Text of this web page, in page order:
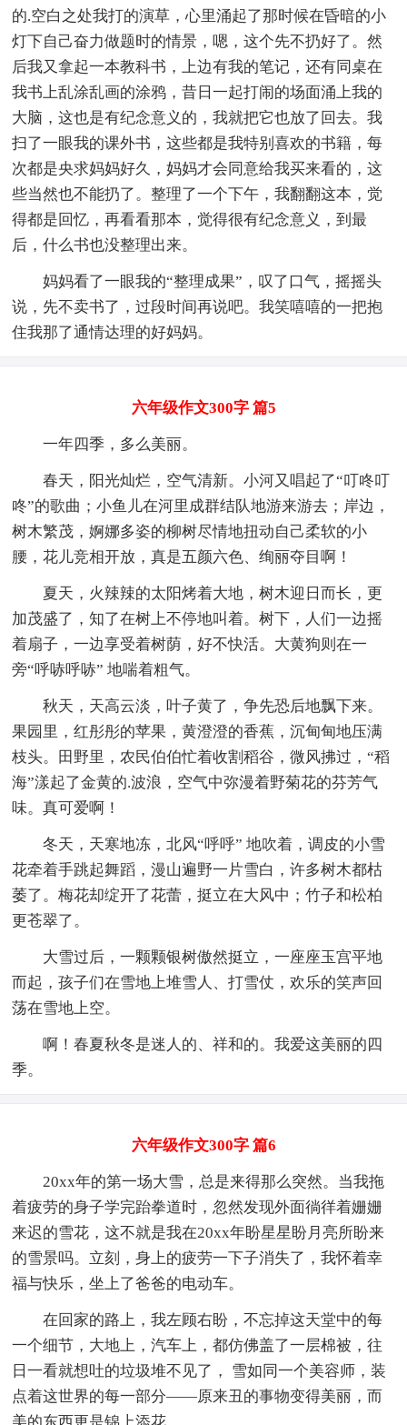
的.空白之处我打的演草，心里涌起了那时候在昏暗的小
灯下自己奋力做题时的情景，嗯，这个先不扔好了。然
后我又拿起一本教科书，上边有我的笔记，还有同桌在
我书上乱涂乱画的涂鸦，昔日一起打闹的场面涌上我的
大脑，这也是有纪念意义的，我就把它也放了回去。我
扫了一眼我的课外书，这些都是我特别喜欢的书籍，每
次都是央求妈妈好久，妈妈才会同意给我买来看的，这
些当然也不能扔了。整理了一个下午，我翻翻这本，觉
得都是回忆，再看看那本，觉得很有纪念意义，到最
后，什么书也没整理出来。
妈妈看了一眼我的“整理成果”，叹了口气，摇摇头
说，先不卖书了，过段时间再说吧。我笑嘻嘻的一把抱
住我那了通情达理的好妈妈。
六年级作文300字 篇5
一年四季，多么美丽。
春天，阳光灿烂，空气清新。小河又唱起了“叮咚叮
咚”的歌曲；小鱼儿在河里成群结队地游来游去；岸边，
树木繁茂，婀娜多姿的柳树尽情地扭动自己柔软的小
腰，花儿竞相开放，真是五颜六色、绚丽夺目啊！
夏天，火辣辣的太阳烤着大地，树木迎日而长，更
加茂盛了，知了在树上不停地叫着。树下，人们一边摇
着扇子，一边享受着树荫，好不快活。大黄狗则在一
旁“呼哧呼哧” 地喘着粗气。
秋天，天高云淡，叶子黄了，争先恐后地飘下来。
果园里，红彤彤的苹果，黄澄澄的香蕉，沉甸甸地压满
枝头。田野里，农民伯伯忙着收割稻谷，微风拂过，“稻
海”漾起了金黄的.波浪，空气中弥漫着野菊花的芬芳气
味。真可爱啊！
冬天，天寒地冻，北风“呼呼” 地吹着，调皮的小雪
花牵着手跳起舞蹈，漫山遍野一片雪白，许多树木都枯
萎了。梅花却绽开了花蕾，挺立在大风中；竹子和松柏
更苍翠了。
大雪过后，一颗颗银树傲然挺立，一座座玉宫平地
而起，孩子们在雪地上堆雪人、打雪仗，欢乐的笑声回
荡在雪地上空。
啊！春夏秋冬是迷人的、祥和的。我爱这美丽的四
季。
六年级作文300字 篇6
20xx年的第一场大雪，总是来得那么突然。当我拖
着疲劳的身子学完跆拳道时，忽然发现外面徜徉着姗姗
来迟的雪花，这不就是我在20xx年盼星星盼月亮所盼来
的雪景吗。立刻，身上的疲劳一下子消失了，我怀着幸
福与快乐，坐上了爸爸的电动车。
在回家的路上，我左顾右盼，不忘掉这天堂中的每
一个细节，大地上，汽车上，都仿佛盖了一层棉被，往
日一看就想吐的垃圾堆不见了， 雪如同一个美容师，装
点着这世界的每一部分——原来丑的事物变得美丽，而
美的东西更是锦上添花。